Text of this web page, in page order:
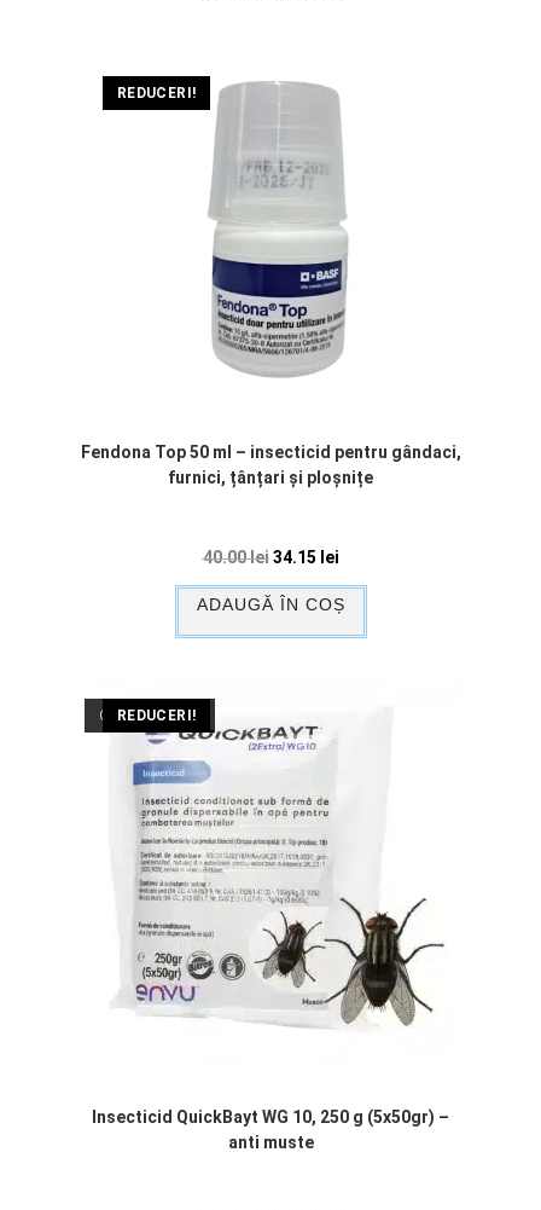
REDUCERI!
Fendona Top 50 ml – insecticid pentru gândaci,
furnici, țânțari și ploșnițe
40.00lei 34.15 lei
ADAUGĂ ÎN COȘ
OUT OF STOCK
REDUCERI!
Insecticid QuickBayt WG 10, 250 g (5x50gr) –
anti muste